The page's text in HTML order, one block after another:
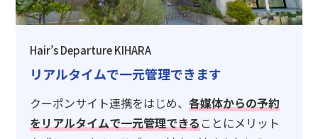
Hair’s Departure KIHARA
リアルタイムで一元管理できます
クーポンサイト連携をはじめ、各媒体からの予約
をリアルタイムで一元管理できる ことにメリット